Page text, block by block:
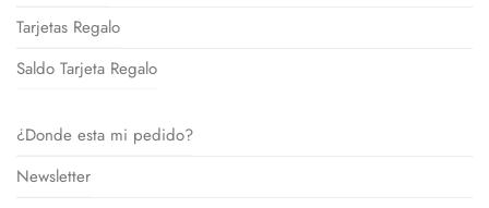
Tarjetas Regalo
Saldo Tarjeta Regalo
¿Donde esta mi pedido?
Newsletter